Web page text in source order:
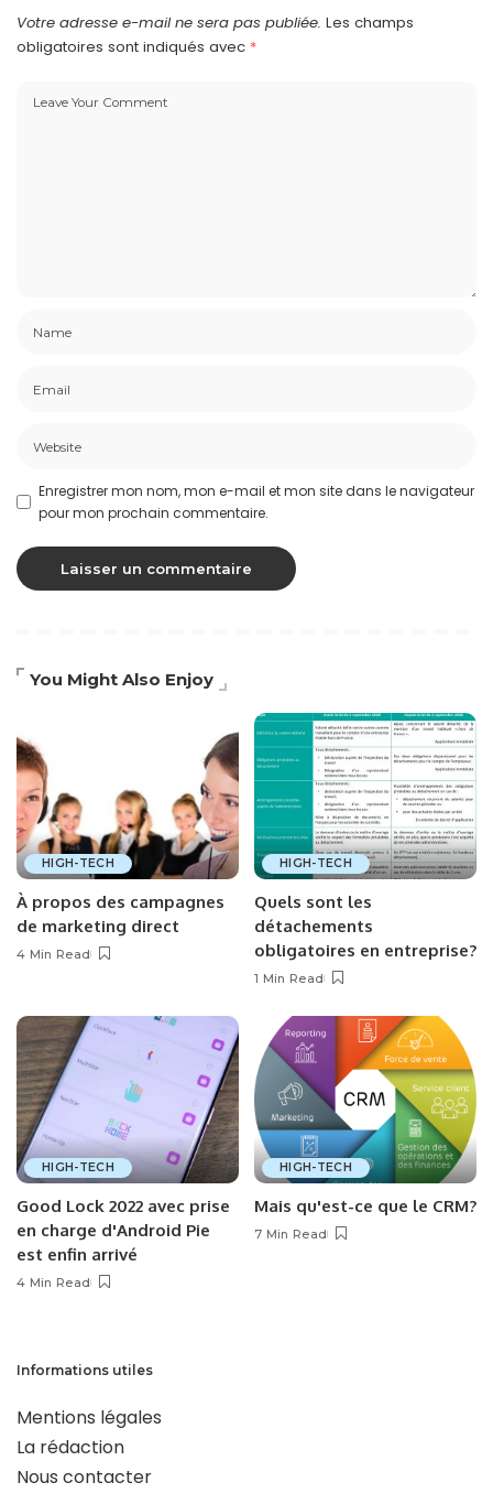
Votre adresse e-mail ne sera pas publiée. Les champs
obligatoires sont indiqués avec *
Enregistrer mon nom, mon e-mail et mon site dans le navigateur
pour mon prochain commentaire.
You Might Also Enjoy
HIGH-TECH
À propos des campagnes
de marketing direct
4 Min Read
HIGH-TECH
Quels sont les
détachements
obligatoires en entreprise?
1 Min Read
HIGH-TECH
Good Lock 2022 avec prise
en charge d'Android Pie
est enfin arrivé
4 Min Read
HIGH-TECH
Mais qu'est-ce que le CRM?
7 Min Read
Informations utiles
Mentions légales
La rédaction
Nous contacter